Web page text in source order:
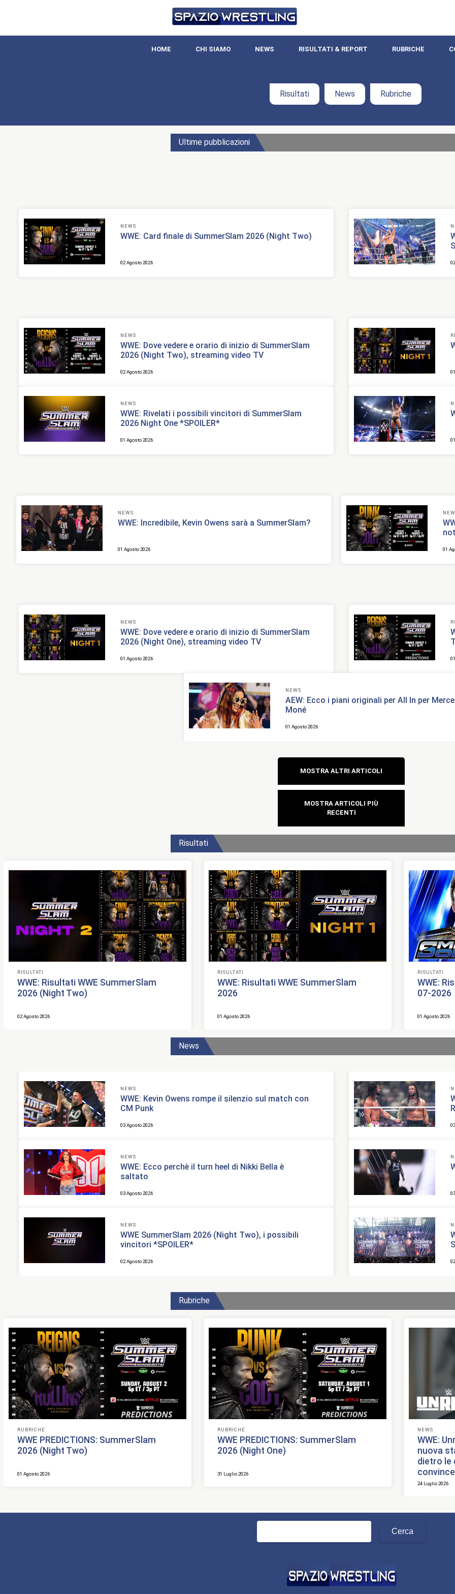
HOME CHI SIAMO NEWS RISULTATI & REPORT RUBRICHE
Risultati News Rubriche
Ultime pubblicazioni
NEWS
WWE: Card finale di SummerSlam 2026 (Night Two)
02 Agosto 2026
NEWS
WWE: Dove vedere e orario di inizio di SummerSlam
2026 (Night Two), streaming video TV
02 Agosto 2026
NEWS
WWE: Rivelati i possibili vincitori di SummerSlam
2026 Night One *SPOILER*
01 Agosto 2026
NEWS
WWE: Incredibile, Kevin Owens sarà a SummerSlam?
01 Agosto 2026 01
NEWS
WWE: Dove vedere e orario di inizio di SummerSlam
2026 (Night One), streaming video TV
01 Agosto 2026
NEWS
AEW: Ecco i piani originali per All In per
Moné
01 Agosto 2026
Navigazione
articoli
MOSTRA ALTRI ARTICOLI
MOSTRA ARTICOLI PIÙ
RECENTI
Risultati
RISULTATI
WWE: Risultati WWE SummerSlam
2026 (Night Two)
02 Agosto 2026
RISULTATI
WWE: Risultati WWE SummerSlam
2026
01 Agosto 2026
RISULTATI
WWE:
07-2026
01 Agosto 2026
News
NEWS
WWE: Kevin Owens rompe il silenzio sul match con
CM Punk
03 Agosto 2026
NEWS
WWE: Ecco perchè il turn heel di Nikki Bella è
saltato
03 Agosto 2026
NEWS
WWE SummerSlam 2026 (Night Two), i possibili
vincitori *SPOILER*
02 Agosto 2026
Rubriche
RUBRICHE
WWE PREDICTIONS: SummerSlam
2026 (Night Two)
01 Agosto 2026
RUBRICHE
WWE PREDICTIONS: SummerSlam
2026 (Night One)
31 Luglio 2026
NEWS
WWE:
nuova
dietro le
24 Luglio 2026